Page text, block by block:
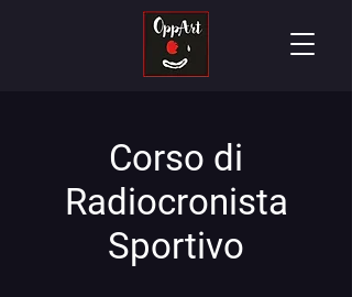
Corso di
Radiocronista
Sportivo